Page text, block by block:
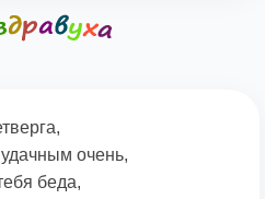
очень,
беда,